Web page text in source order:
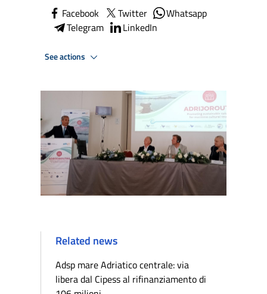
Facebook Twitter
Whatsapp
Telegram
LinkedIn
See actions
Related news
Adsp mare Adriatico centrale: via
libera dal Cipess al rifinanziamento di